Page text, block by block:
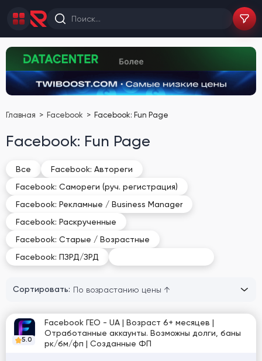
Главная Facebook Facebook: Fun Page
Facebook: Fun Page
Все
Facebook: Автореги
Facebook: Самореги (руч. регистрация)
Facebook: Рекламные / Business Manager
Facebook: Раскрученные
Facebook: Старые / Возрастные
Facebook: ПЗРД/ЗРД
Сортировать:
5.0
Facebook ГЕО - UA | Возраст 6+ месяцев |
Отработанные аккаунты. Возможны долги, баны
рк/бм/фп | Созданные ФП